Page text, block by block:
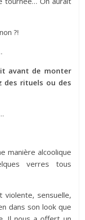
?!
avant de monter
des rituels ou des
manière alcoolique
verres tous
violente, sensuelle,
dans son look que